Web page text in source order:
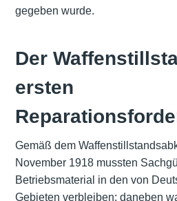
gegeben wurde.
Der
ersten
Gemäß dem
November 1918 mussten
Betriebsmaterial in den von
Gebieten verbleiben; daneben